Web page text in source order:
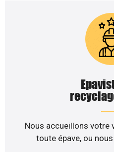
Nous accueillons votre
toute épave, ou